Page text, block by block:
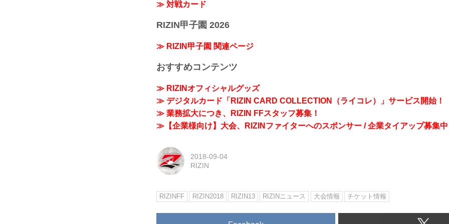
≫ 対戦カード
RIZIN甲子園 2026
≫ RIZIN甲子園 関連ページ
おすすめコンテンツ
≫ RIZINオフィシャルグッズ
≫ デジタルカード「RIZIN CARD COLLECTION（ライコレ）」サービス開始！
≫ 業務拡大につき、RIZIN FFスタッフ募集！
≫【企業様向け】大会、RIZINファイターへのスポンサー / 企業タイアップ募集
2018-09-04
RIZIN
RIZINFF RIZIN2018 RIZIN13 RIZINニュース 大会情報 チケット情報